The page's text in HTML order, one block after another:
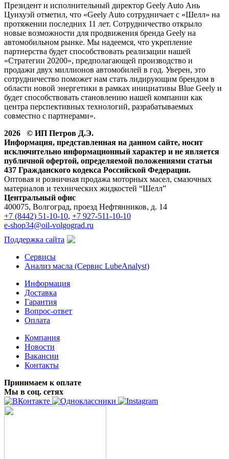
Президент и исполнительный директор Geely Auto Ань
Цунхуэй отметил, что «Geely Auto сотрудничает с «Шелл» на
протяжении последних 11 лет. Сотрудничество открыло
новые возможности для продвижения бренда Geely на
автомобильном рынке. Мы надеемся, что укрепление
партнерства будет способствовать реализации нашей
«Стратегии 20200», предполагающей производство и
продажи двух миллионов автомобилей в год. Уверен, это
сотрудничество поможет нам стать лидирующим брендом в
области новой энергетики в рамках инициативы Blue Geelу и
будет способствовать становлению нашей компании как
центра перспективных технологий, разрабатываемых
совместно с партнерами».
2026 © ИП Петров Д.Э.
Информация, представленная на данном сайте, носит
исключительно информационный характер и не является
публичной офертой, определяемой положениями статьи
437 Гражданского кодекса Российской Федерации.
Оптовая и розничная продажа моторных масел, смазочных
материалов и технических жидкостей “Шелл”
Центральный офис
400075, Волгоград, проезд Нефтянников, д. 14
+7 (8442) 51-10-10, +7 927-511-10-10
e-shop34@oil-volgograd.ru
Поддержка сайта
Сервисы
Анализ масла (Сервис LubeAnalyst)
Информация
Доставка
Гарантия
Вопрос-ответ
Оплата
Компания
Новости
Вакансии
Контакты
Принимаем к оплате
Мы в соц. сетях